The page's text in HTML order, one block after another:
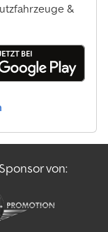
&
von: